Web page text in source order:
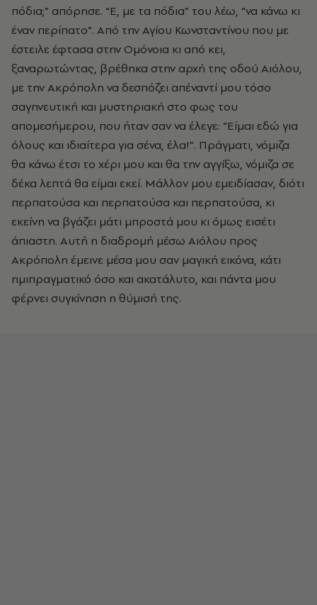
πόδια;” απόρησε. “Ε, με τα πόδια” του λέω, “να κάνω κι
έναν περίπατο”. Από την Αγίου Κωνσταντίνου που με
έστειλε έφτασα στην Ομόνοια κι από κει,
ξαναρωτώντας, βρέθηκα στην αρχή της οδού Αιόλου,
με την Ακρόπολη να δεσπόζει απέναντί μου τόσο
σαγηνευτική και μυστηριακή στο φως του
απομεσήμερου, που ήταν σαν να έλεγε: “Είμαι εδώ για
όλους και ιδιαίτερα για σένα, έλα!”. Πράγματι, νόμιζα
θα κάνω έτσι το χέρι μου και θα την αγγίξω, νόμιζα σε
δέκα λεπτά θα είμαι εκεί. Μάλλον μου εμειδίασαν, διότι
περπατούσα και περπατούσα και περπατούσα, κι
εκείνη να βγάζει μάτι μπροστά μου κι όμως εισέτι
άπιαστη. Αυτή η διαδρομή μέσω Αιόλου προς
Ακρόπολη έμεινε μέσα μου σαν μαγική εικόνα, κάτι
ημιπραγματικό όσο και ακατάλυτο, και πάντα μου
φέρνει συγκίνηση η θύμισή της.